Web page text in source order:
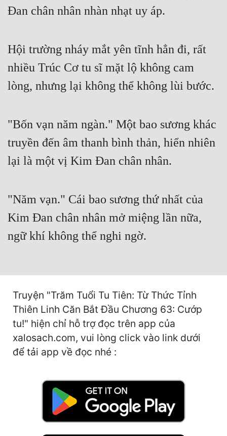
Dã Sử
Dị Năng
Huyền Huyễn
Huyền Nghi
Hài Hước
Hệ Thống
Học Đường
Kinh Dị
Kiếm Hiệp
Kỳ Huyễn
Đan chân nhân nhàn nhạt uy áp.
Hội trường nháy mắt yên tĩnh hẳn đi, rất
nhiều Trúc Cơ tu sĩ mặt lộ không cam
lòng, nhưng lại không thể không lùi bước.
"Bốn vạn năm ngàn." Một bao sương khác
truyền đến âm thanh bình thản, hiển nhiên
lại là một vị Kim Đan chân nhân.
"Năm vạn." Cái bao sương thứ nhất của
Kim Đan chân nhân mở miệng lần nữa,
ngữ khí không thể nghi ngờ.
Truyện "Trăm Tuổi Tu Tiên: Từ Thức Tỉnh
Thiên Linh Căn Bắt Đầu Chương 63: Cướp
tu!" hiện chỉ hỗ trợ đọc trên app của
xalosach.com, vui lòng click vào link dưới
để tải app về đọc nhé :